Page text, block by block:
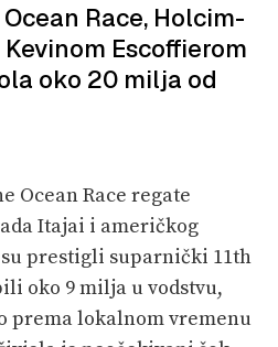
Race, Holcim-
Escoffierom
oko 20 milja od
Ocean Race regate
Itajai i američkog
prestigli suparnički 11th
oko 9 milja u vodstvu,
prema lokalnom vremenu